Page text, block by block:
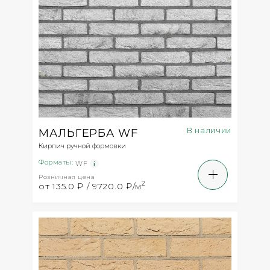
создания предмета интерьера.
И это далеко не полный список того, где
применяют сам кирпич ручной формовки.
От чего зависит цена на кирпич
ручной формовки?
От каких критериев зависит цена на кирпич
ручной формовки? Мастера выделяют несколько
основных пунктов для покупки. Стоимость данного
отделочного материала высока, и состоит она из:
стоимости сырья. Для производства кирпича
сырье, которое проходит качественную
переработку и испытания.
стоимости технологий. Для производства
МАЛЬГЕРБА WF
Кирпич ручной формовки
В наличии
Форматы: WF
Розничная цена
от 135.0 ₽ / 9720.0 ₽/м2